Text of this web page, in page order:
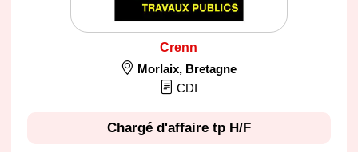
Crenn
Morlaix, Bretagne
CDI
Chargé d'affaire tp H/F